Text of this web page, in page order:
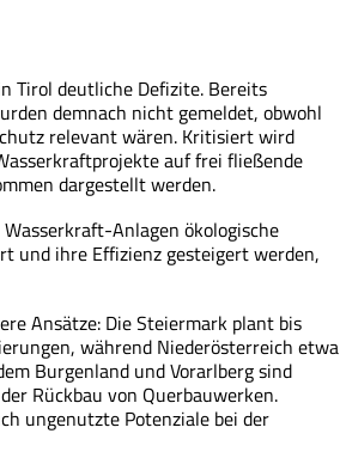
Tirol deutliche Defizite. Bereits
demnach nicht gemeldet, obwohl
relevant wären. Kritisiert wird
auf frei fließende
dargestellt werden.
Anlagen ökologische
und ihre Effizienz gesteigert werden,
Ansätze: Die Steiermark plant bis
während Niederösterreich etwa
Burgenland und Vorarlberg sind
Rückbau von Querbauwerken.
ungenutzte Potenziale bei der